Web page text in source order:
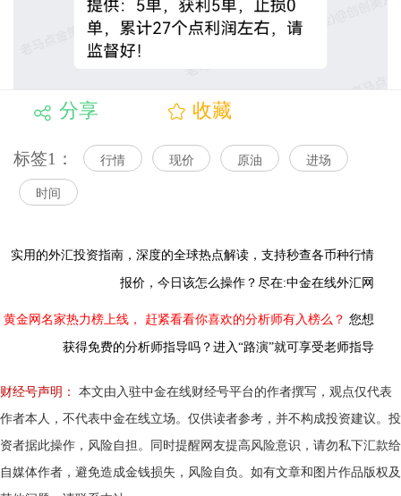
分享 收藏
标签1： 行情 现价 原油 进场
时间
实用的外汇投资指南， 深度的全球热点解读， 支持秒查各币种行情
报价，今日该怎么操作？尽在:中金在线外汇网
黄金网名家热力榜上线， 赶紧看看你喜欢的分析师有入榜么？ 您想
获得免费的分析师指导吗？进入“路演”就可享受老师指导
财经号声明：
本文由入驻中金在线财经号平台的作者撰写，观点仅代表
作者本人，不代表中金在线立场。仅供读者参考，并不构成投资建议。投
资者据此操作，风险自担。同时提醒网友提高风险意识，请勿私下汇款给
自媒体作者，避免造成金钱损失，风险自负。如有文章和图片作品版权及